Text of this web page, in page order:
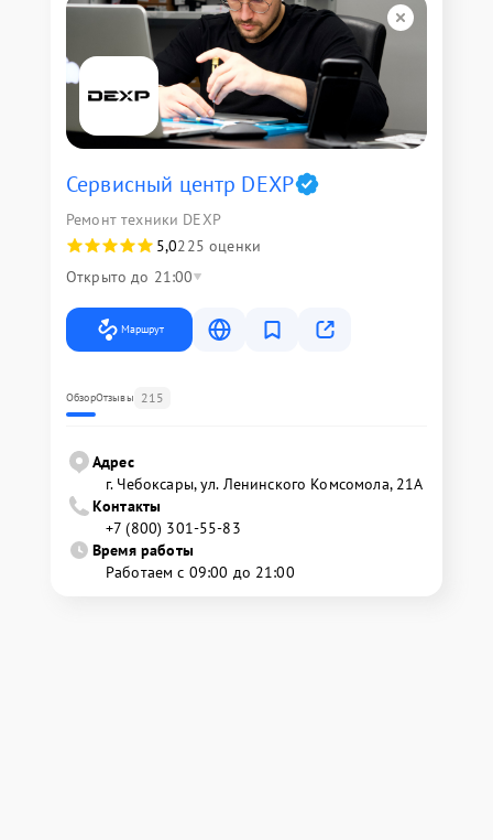
Сервисный центр DEXP
Ремонт техники DEXP
5,0225 оценки
Открыто до 21:00
Маршрут
ОбзорОтзывы 215
Адрес
г. Чебоксары, ул. Ленинского Комсомола, 21А
Контакты
+7 (800) 301-55-83
Время работы
Работаем с 09:00 до 21:00